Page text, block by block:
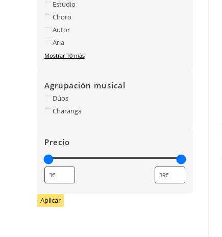
Estudio
Choro
Autor
Aria
Mostrar 10 más
Agrupación musical
Dúos
Charanga
Precio
Aplicar